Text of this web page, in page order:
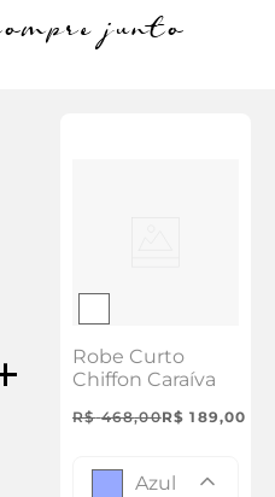
junto
Robe Curto
Chiffon Caraíva
R$ 468,00R$ 189,00
Azul